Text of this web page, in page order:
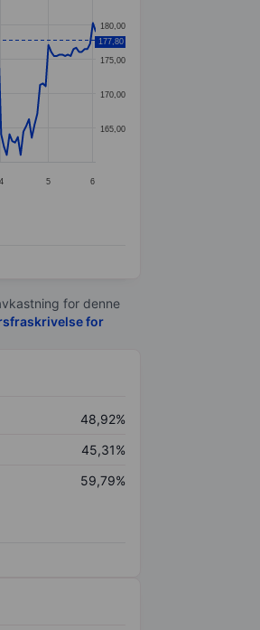
4 5 6
165,00
170,00
175,00
180,00
177,80
for denne
for
48,92%
45,31%
59,79%